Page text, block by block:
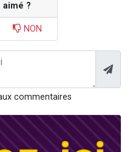
aimé ?
NON
commentaires